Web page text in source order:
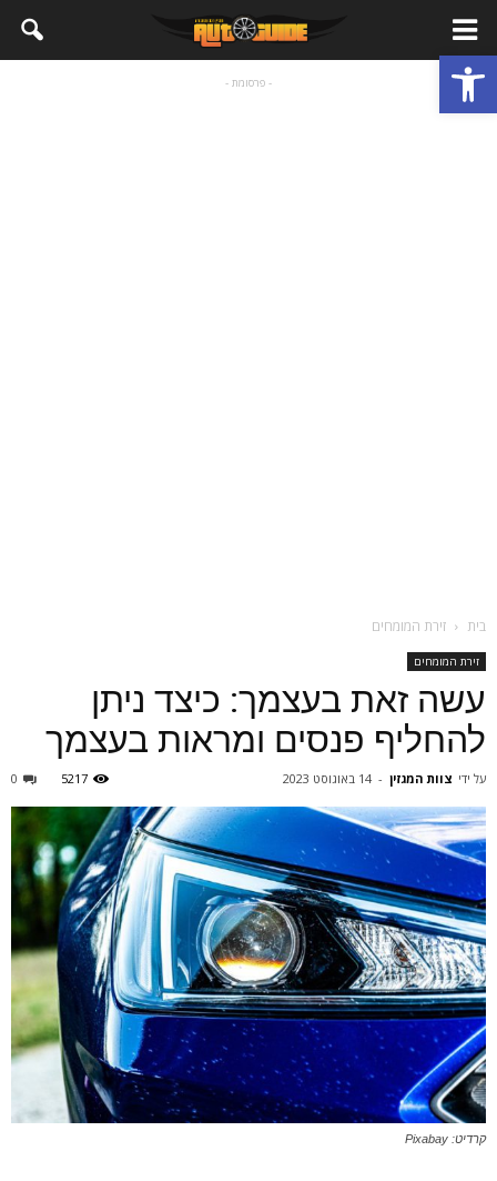
פתח סרגל נגישות - פרסומת -
בית זירת המומחים
זירת המומחים
עשה זאת בעצמך: כיצד ניתן
להחליף פנסים ומראות בעצמך
על ידי צוות המגזין - 14 באוגוסט 2023 0 5217
קרדיט: Pixabay